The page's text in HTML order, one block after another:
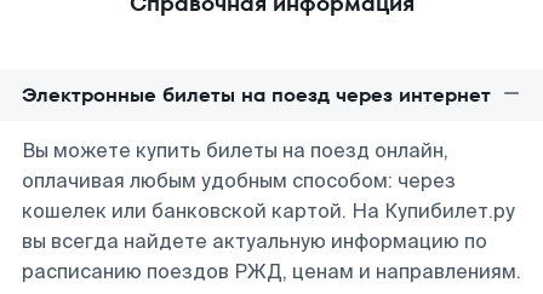
Электронные билеты на поезд через интернет
Вы можете купить билеты на поезд онлайн,
оплачивая любым удобным способом: через
кошелек или банковской картой. На Купибилет.ру
вы всегда найдете актуальную информацию по
расписанию поездов РЖД, ценам и направлениям.